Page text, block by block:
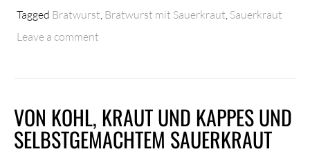
Tagged Bratwurst Bratwurst mit Sauerkraut Sauerkraut
Leave a comment
VON KOHL, KRAUT UND KAPPES UND
SELBSTGEMACHTEM SAUERKRAUT